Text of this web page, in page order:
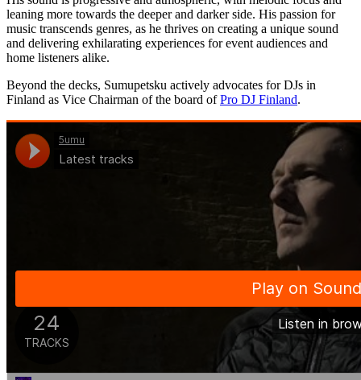
leaning more towards the deeper and darker side. His passion for
music transcends genres, as he thrives on creating a unique sound
and delivering exhilarating experiences for event audiences and
home listeners alike.
Beyond the decks, Sumupetsku actively advocates for DJs in
Finland as Vice Chairman of the board ofPro DJ Finland.